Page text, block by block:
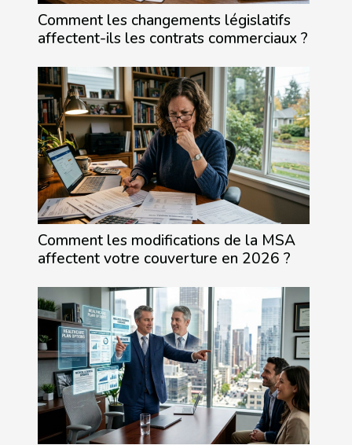
Comment les changements législatifs
affectent-ils les contrats commerciaux ?
Comment les modifications de la MSA
affectent votre couverture en 2026 ?